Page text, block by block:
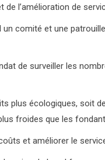
l’amélioration de
comité et une
de surveiller les
plus écologiques, soit
froides que les
et améliorer le